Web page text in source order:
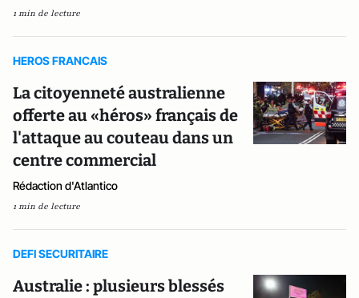
1 min de lecture
HEROS FRANCAIS
La citoyenneté australienne
offerte au «héros» français de
l'attaque au couteau dans un
centre commercial
Rédaction d'Atlantico
1 min de lecture
DEFI SECURITAIRE
Australie : plusieurs blessés